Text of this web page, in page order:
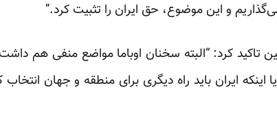
و این موضوع، حق ایران را تثبیت کرد.”
تاکید کرد: “البته سخنان اوباما مواضع منفی هم
اینکه ایران باید راه دیگری برای منطقه و جهان